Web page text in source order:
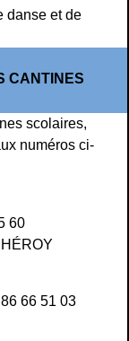
danse et de
CANTINES
scolaires,
numéros ci-
60
66 51 03